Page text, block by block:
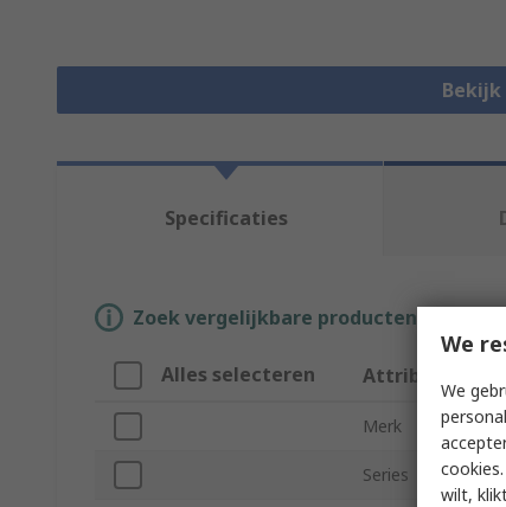
Specificaties
Zoek vergelijkbare producten door
Alles selecteren Attribuut
Merk
Series
We
We
wilt,